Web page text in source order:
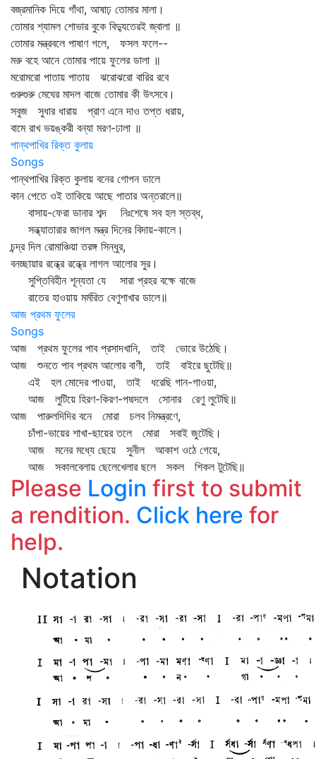
বজ্রমানিক দিয়ে গাঁথা, আষাঢ় তোমার মালা।
তোমার শ্যামল শোভার বুকে বিদ্যুতেরই জ্বালা ॥
তোমার মন্ত্রবলে পাষাণ গলে, ফসল ফলে--
মরু বহে আনে তোমার পায়ে ফুলের ডালা ॥
মরোমরো পাতায় পাতায় ঝরোঝরো বারির রবে
গুরুগুরু মেঘের মাদল বাজে তোমার কী উৎসবে।
সবুজ সুধার ধারায় প্রাণ এনে দাও তপ্ত ধরায়,
বামে রাখ ভয়ঙ্করী বন্যা মরণ-ঢালা ॥
পান্থপাখির রিক্ত কুলায়
Songs
পান্থপাখির রিক্ত কুলায় বনের গোপন ডালে
কান পেতে ওই তাকিয়ে আছে পাতার অন্তরালে॥
বাসায়-ফেরা ডানার শব্দ নিঃশেষে সব হল স্তব্ধ,
সন্ধ্যাতারার জাগল মন্ত্র দিনের বিদায়-কালে।
চন্দ্র দিল রোমাঞ্চিয়া তরঙ্গ সিন্ধুর,
বনচ্ছায়ার রন্ধ্রে রন্ধ্রে লাগল আলোর সুর।
সুপ্তিবিহীন শূন্যতা যে সারা প্রহর বক্ষে বাজে
রাতের হাওয়ায় মর্মরিত বেণুশাখার ডালে॥
আজ প্রথম ফুলের
Songs
আজ প্রথম ফুলের পাব প্রসাদখানি, তাই ভোরে উঠেছি।
আজ শুনতে পাব প্রথম আলোর বাণী, তাই বাইরে ছুটেছি॥
এই হল মোদের পাওয়া, তাই ধরেছি গান-গাওয়া,
আজ লুটিয়ে হিরণ-কিরণ-পদ্মদলে সোনার রেণু লুটেছি॥
আজ পারুলদিদির বনে মোরা চলব নিমন্ত্রণে,
চাঁপা-ভায়ের শাখা-ছায়ের তলে মোরা সবাই জুটেছি।
আজ মনের মধ্যে ছেয়ে সুনীল আকাশ ওঠে গেয়ে,
আজ সকালবেলায় ছেলেখেলার ছলে সকল শিকল টুটেছি॥
Please Login first to submit
a rendition. Click here for
help.
Notation